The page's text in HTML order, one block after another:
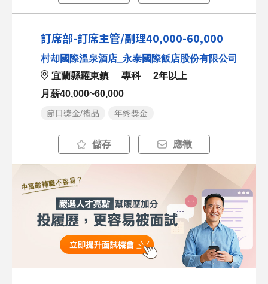
訂席部-訂席主管/副理40,000-60,000
村却國際溫泉酒店_永泰國際飯店股份有限公司
宜蘭縣羅東鎮
專科
2年以上
月薪40,000~60,000
節日獎金/禮品 年終獎金
儲存 應徵